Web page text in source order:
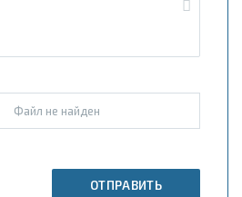
Файл не найден
ОТПРАВИТЬ